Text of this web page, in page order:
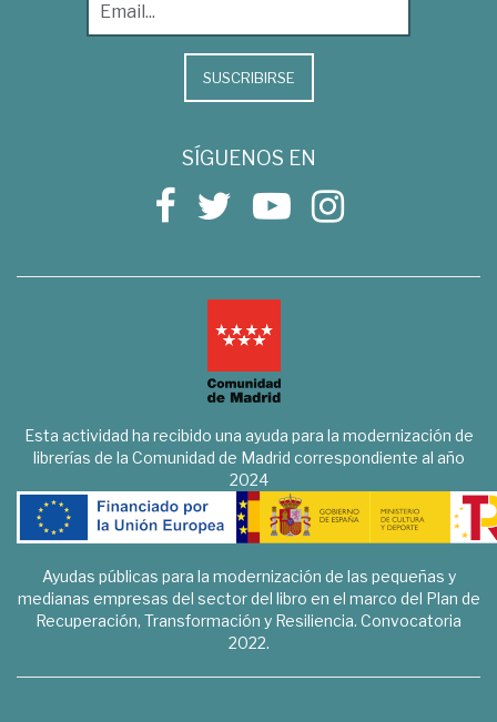
SUSCRIBIRSE
SÍGUENOS EN
Esta actividad ha recibido una ayuda para la modernización de
librerías de la Comunidad de Madrid correspondiente al año
2024
Ayudas públicas para la modernización de las pequeñas y
medianas empresas del sector del libro en el marco del Plan de
Recuperación, Transformación y Resiliencia. Convocatoria
2022.